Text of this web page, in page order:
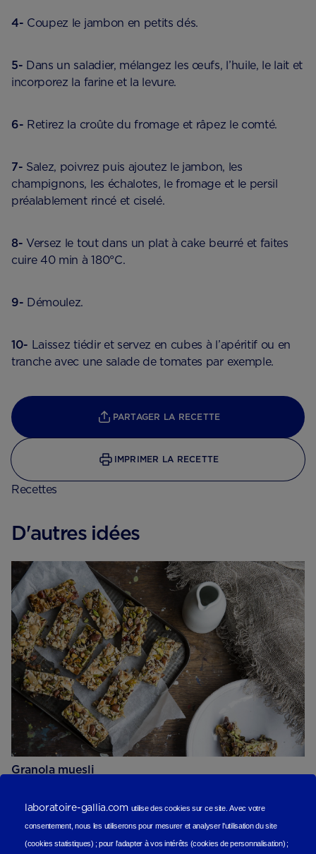
4- Coupez le jambon en petits dés.
5- Dans un saladier, mélangez les œufs, l’huile, le lait et
incorporez la farine et la levure.
6- Retirez la croûte du fromage et râpez le comté.
7- Salez, poivrez puis ajoutez le jambon, les
champignons, les échalotes, le fromage et le persil
préalablement rincé et ciselé.
8- Versez le tout dans un plat à cake beurré et faites
cuire 40 min à 180°C.
9- Démoulez.
10- Laissez tiédir et servez en cubes à l’apéritif ou en
tranche avec une salade de tomates par exemple.
PARTAGER LA RECETTE
IMPRIMER LA RECETTE
Recettes
D'autres idées
Granola muesli
laboratoire-gallia.com utilise des cookies sur ce site.Avec votre
consentement, nous les utiliseronspour mesurer et analyser l'utilisation du site
(cookies statistiques) ;pour l'adapter à vos intérêts (cookies de personnalisation) ;